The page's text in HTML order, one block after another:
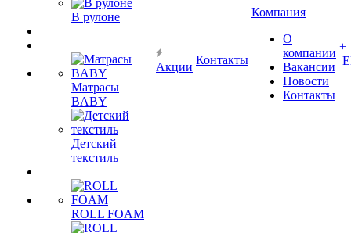
В рулоне
Матрасы
BABY
Детский
текстиль
ROLL FOAM
Акции
Контакты
Компания
О
компании
Вакансии
Новости
Контакты
+